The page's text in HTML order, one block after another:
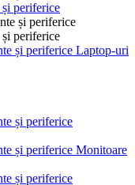
periferice
și periferice
periferice
Laptop-uri
Monitoare